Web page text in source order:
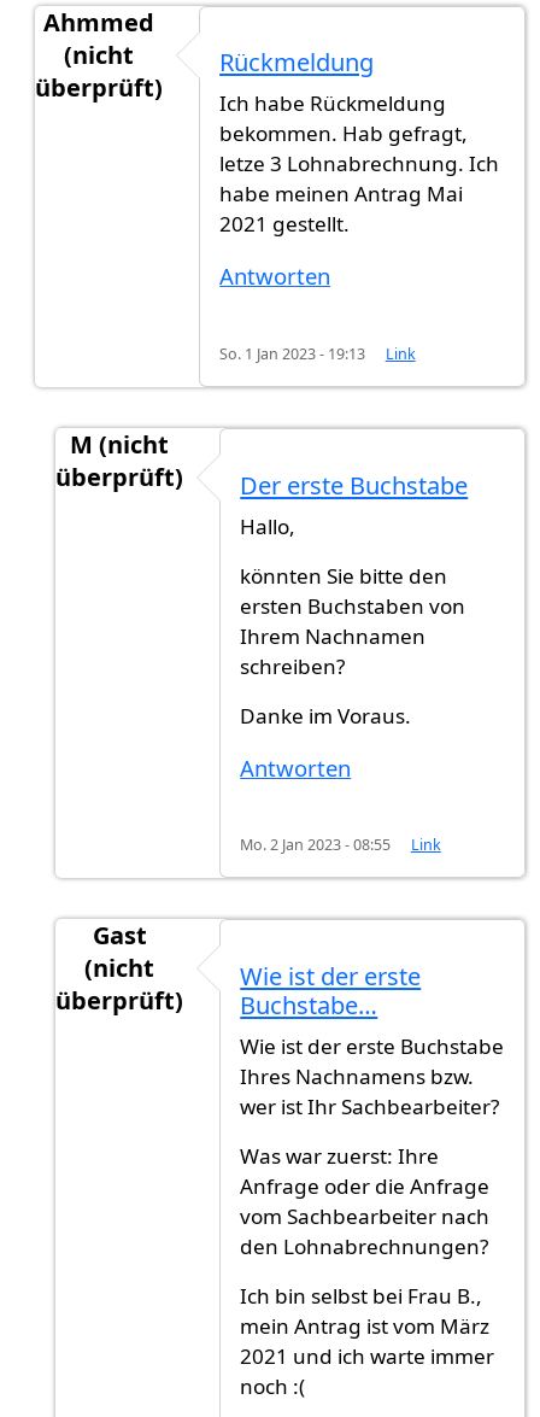
Ahmmed
(nicht
überprüft)
Hat jemand eine neue…von
Rückmeldung
Ich habe Rückmeldung
bekommen. Hab gefragt,
letze 3 Lohnabrechnung. Ich
habe meinen Antrag Mai
2021 gestellt.
Antworten
So. 1 Jan 2023 - 19:13 Link
M (nicht
überprüft)
RückmeldungvonAhmmed
Der erste Buchstabe
Hallo,
könnten Sie bitte den
ersten Buchstaben von
Ihrem Nachnamen
schreiben?
Danke im Voraus.
Antworten
Mo. 2 Jan 2023 - 08:55 Link
Gast
(nicht
überprüft)
Rückmeldung Ahmmed
Wie ist der erste
Buchstabe…
Wie ist der erste Buchstabe
Ihres Nachnamens bzw.
wer ist Ihr Sachbearbeiter?
Was war zuerst: Ihre
Anfrage oder die Anfrage
vom Sachbearbeiter nach
den Lohnabrechnungen?
Ich bin selbst bei Frau B.,
mein Antrag ist vom März
2021 und ich warte immer
noch :(